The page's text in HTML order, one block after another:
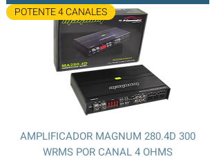
POTENTE 4 CANALES
AMPLIFICADOR MAGNUM 280.4D 300
WRMS POR CANAL 4 OHMS